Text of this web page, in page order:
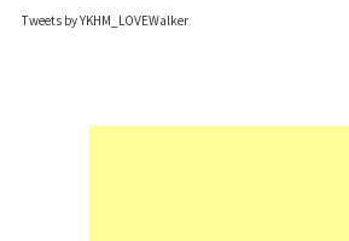
Tweets by YKHM_LOVEWalker